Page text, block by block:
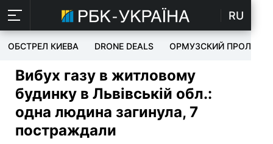
RU
ОБСТРЕЛ КИЕВА DRONE DEALS ОРМУЗСКИЙ ПРОЛИВ
Вибух газу в житловому
будинку в Львівській обл.:
одна людина загинула, 7
постраждали